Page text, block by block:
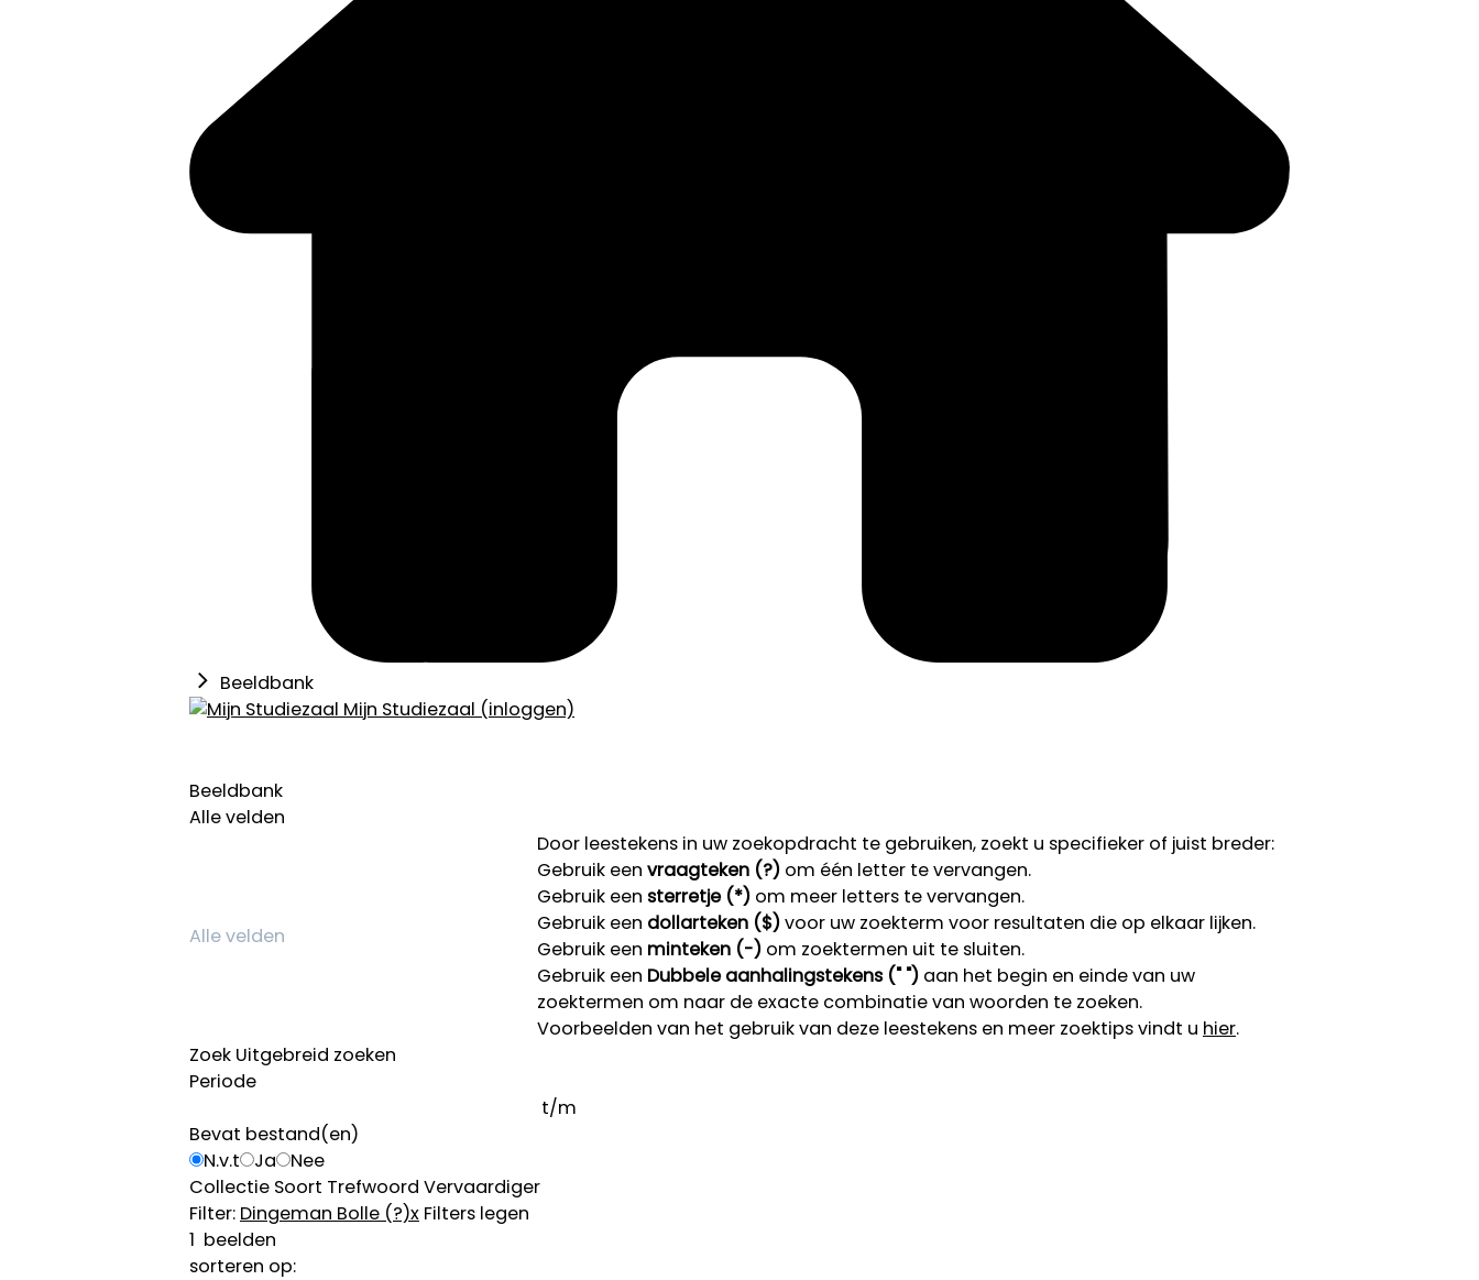
Beeldbank
Mijn Studiezaal (inloggen)
Beeldbank
Alle velden
Door leestekens in uw zoekopdracht te gebruiken, zoekt u specifieker of juist breder:
Gebruik een vraagteken (?) om één letter te vervangen.
Gebruik een sterretje (*) om meer letters te vervangen.
Gebruik een dollarteken ($)voor uw zoekterm voor resultaten die op elkaar lijken.
Gebruik een minteken (-) om zoektermen uit te sluiten.
Gebruik een Dubbele aanhalingstekens (" ") aan het begin en einde van uw
zoektermen om naar de exacte combinatie van woorden te zoeken.
Voorbeelden van het gebruik van deze leestekens en meer zoektips vindt u hier.
Zoek Uitgebreid zoeken
Periode
t/m
Bevat bestand(en)
N.v.t
Ja
Nee
Collectie Soort Trefwoord Vervaardiger
Filter: Dingeman Bolle (?)x Filters legen
1 beelden
sorteren op: